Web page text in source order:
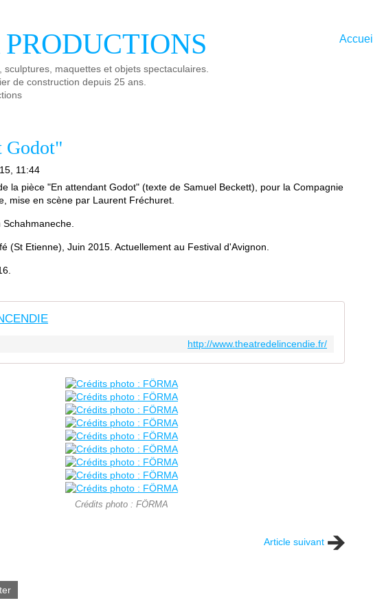
maquettes et objets spectaculaires.
de construction depuis 25 ans.
Accueil
Godot"
11:44
la pièce "En attendant Godot" (texte de Samuel Beckett), pour la Compagnie
mise en scène par Laurent Fréchuret.
(St Etienne), Juin 2015. Actuellement au Festival d'Avignon.
http://www.theatredelincendie.fr/
Crédits photo : FÖRMA
Article suivant